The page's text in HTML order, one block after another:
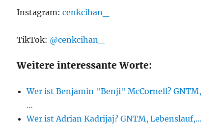
Instagram:cenkcihan_
TikTok: @cenkcihan_
Weitere interessante Worte:
Wer ist Benjamin "Benji" McCornell? GNTM,
…
Wer ist Adrian Kadrijaj? GNTM, Lebenslauf,…